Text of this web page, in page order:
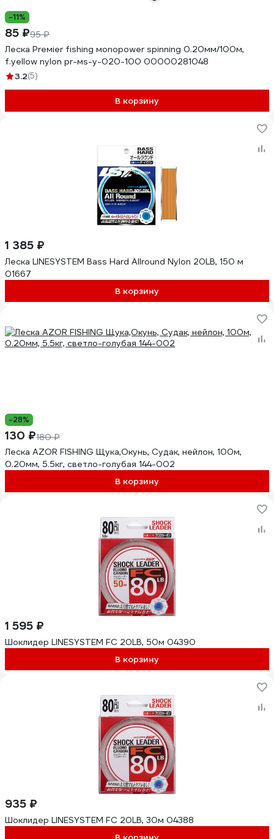
-11%
85 ₽95 ₽
Леска Preмier fishing мonopower spinning 0.20мм/100м,
f.yellow nylon pr-мs-y-020-100 00000281048
3.2(5)
В корзину
1 385 ₽
Леска LINESYSTEM Bass Hard Allround Nylon 20LB, 150 м
01667
В корзину
-28%
130 ₽180 ₽
Леска AZOR FISHING Щука,Окунь, Судак, нейлон, 100м,
0.20мм, 5.5кг, светло-голубая 144-002
В корзину
1 595 ₽
Шоклидер LINESYSTEM FC 20LB, 50м 04390
В корзину
935 ₽
Шоклидер LINESYSTEM FC 20LB, 30м 04388